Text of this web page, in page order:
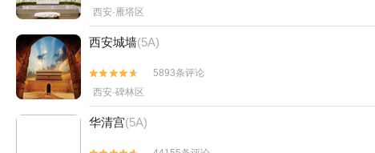
西安·雁塔区
西安城墙(5A)


5893条评论
西安·碑林区
华清宫(5A)